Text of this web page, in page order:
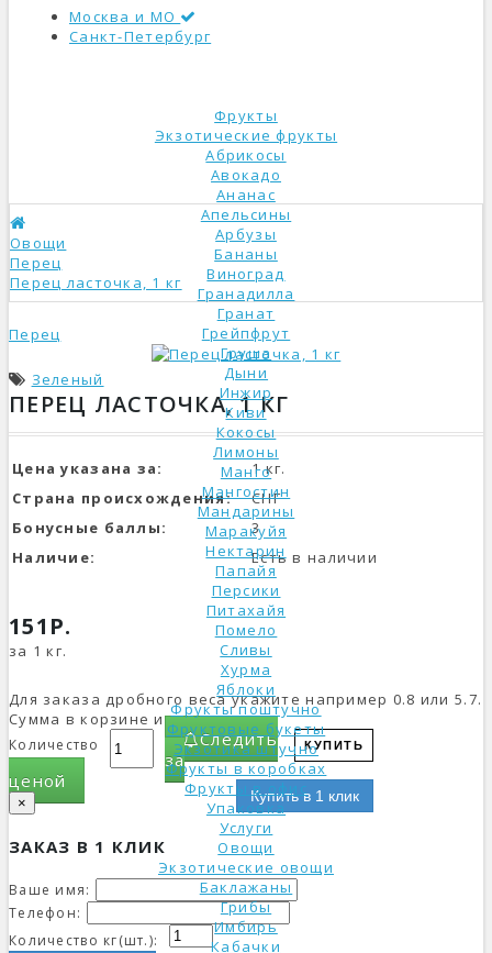
Москва и МО
Санкт-Петербург
Фрукты
Экзотические фрукты
Абрикосы
Авокадо
Ананас
Апельсины
Арбузы
Бананы
Виноград
Гранадилла
Гранат
Грейпфрут
Груша
Дыни
Инжир
Киви
Кокосы
Лимоны
Манго
Мангостин
Мандарины
Маракуйя
Нектарин
Папайя
Персики
Питахайя
Помело
Сливы
Хурма
Яблоки
Фрукты поштучно
Фруктовые букеты
Экзотика штучно
Фрукты в коробках
Фрукты в офис
Упаковка
Услуги
Овощи
Экзотические овощи
Баклажаны
Грибы
Имбирь
Кабачки
Овощи
Перец
Перец ласточка, 1 кг
Перец
Зеленый
ПЕРЕЦ ЛАСТОЧКА, 1 КГ
Цена указана за:
1 кг.
Страна происхождения:
СНГ
Бонусные баллы:
3
Наличие:
Есть в наличии
151Р.
за 1 кг.
Для заказа дробного веса укажите например 0.8 или 5.7.
Сумма в корзине изменится.
Количество КУПИТЬ
Купить в 1 клик
Следить
за
ценой
×
ЗАКАЗ В 1 КЛИК
Ваше имя:
Телефон:
Количество кг(шт.):